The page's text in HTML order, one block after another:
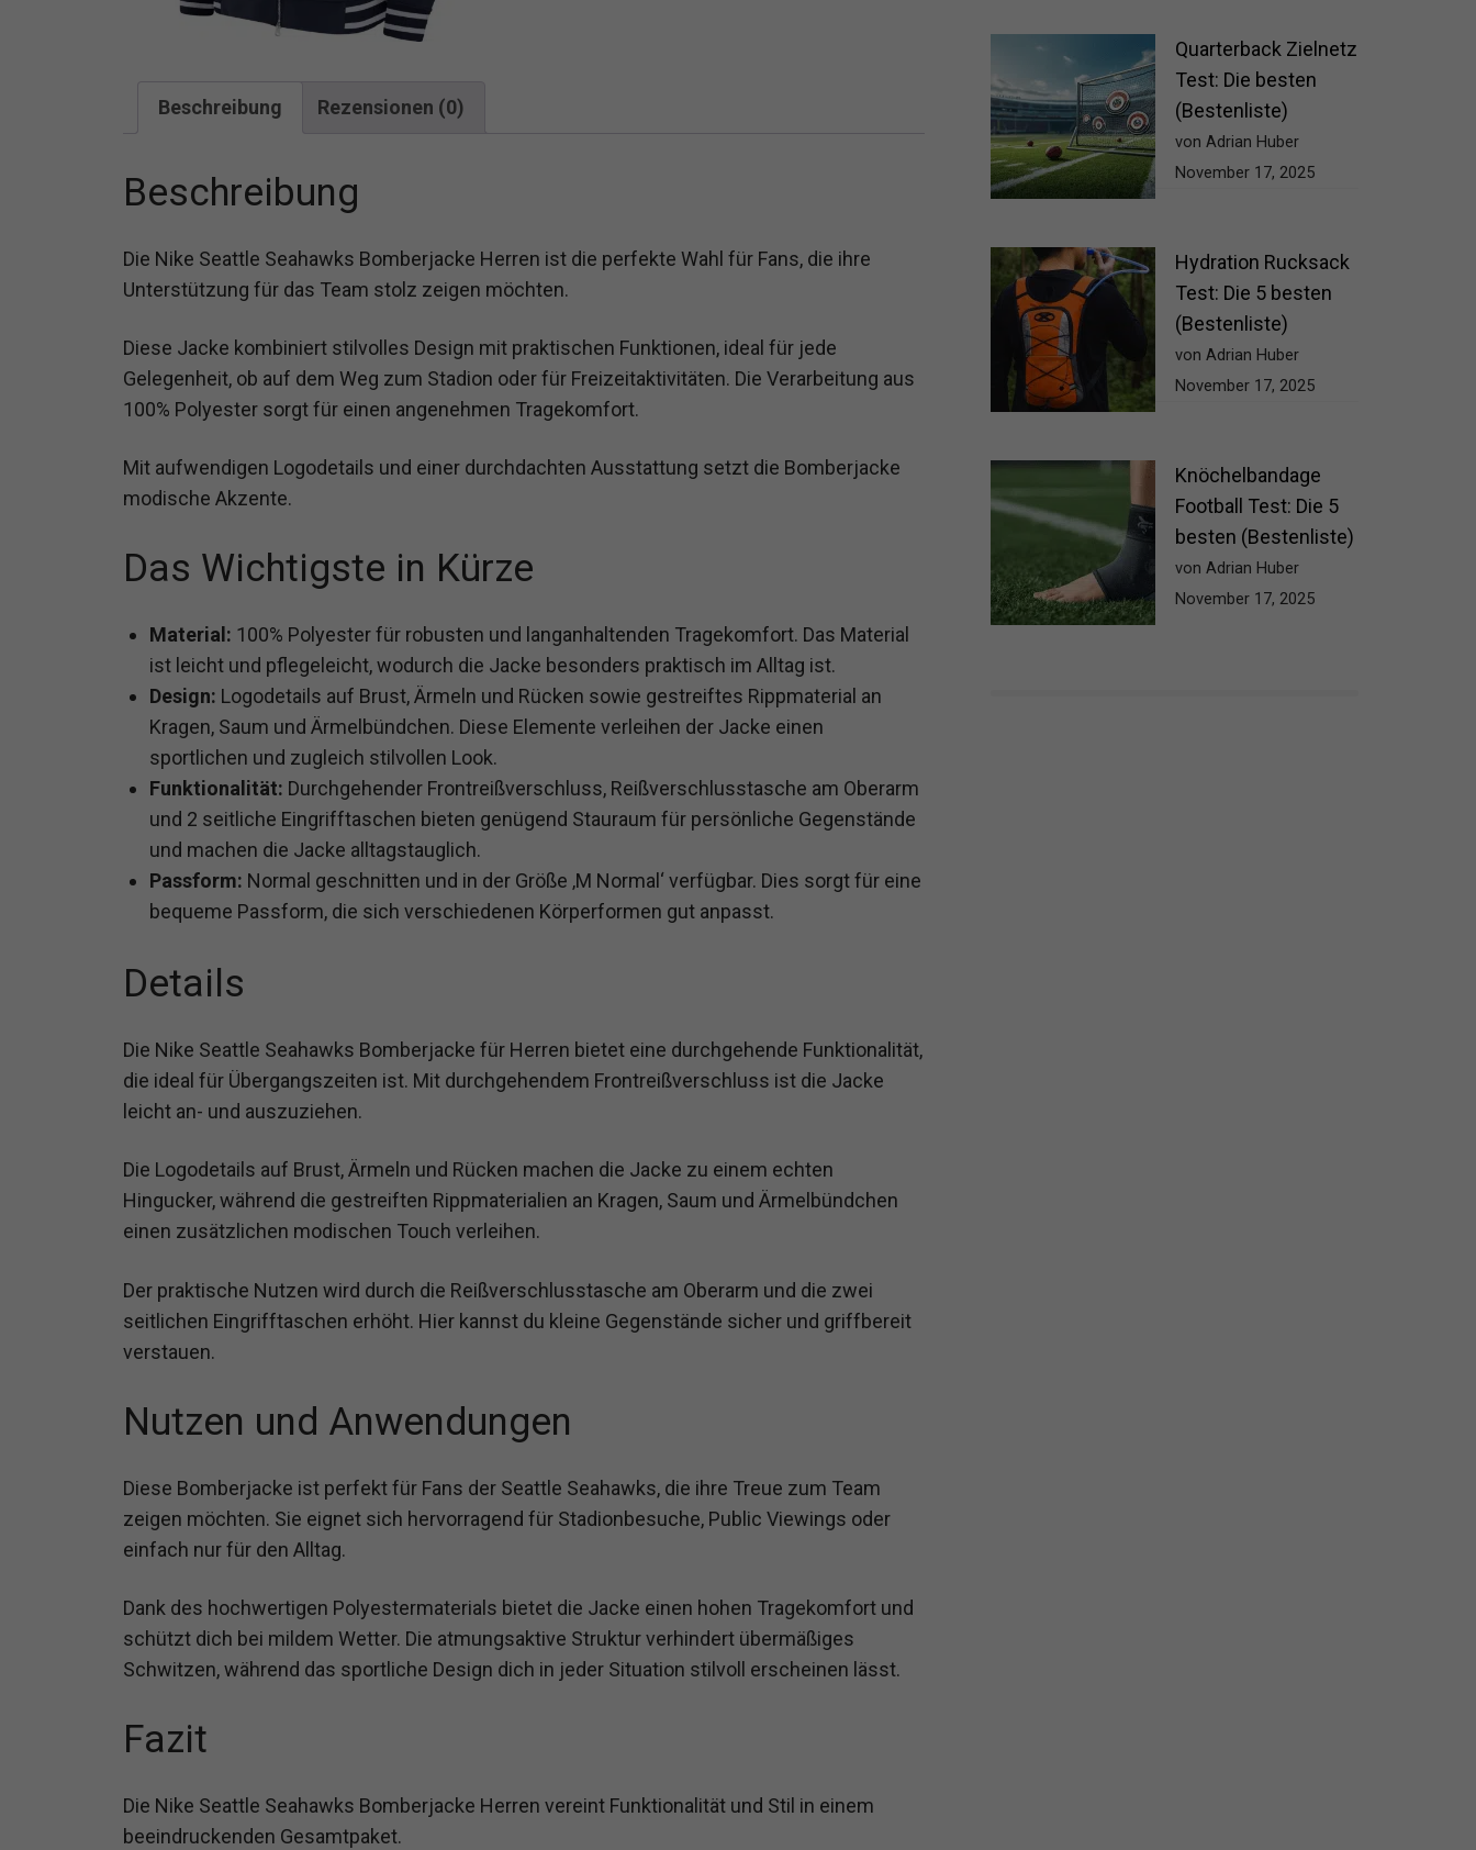
Beschreibung Rezensionen (0)
Beschreibung
Die Nike Seattle Seahawks Bomberjacke Herren ist die perfekte Wahl für Fans, die ihre
Unterstützung für das Team stolz zeigen möchten.
Diese Jacke kombiniert stilvolles Design mit praktischen Funktionen, ideal für jede
Gelegenheit, ob auf dem Weg zum Stadion oder für Freizeitaktivitäten. Die Verarbeitung aus
100% Polyester sorgt für einen angenehmen Tragekomfort.
Mit aufwendigen Logodetails und einer durchdachten Ausstattung setzt die Bomberjacke
modische Akzente.
Das Wichtigste in Kürze
Material: 100% Polyester für robusten und langanhaltenden Tragekomfort. Das Material
ist leicht und pflegeleicht, wodurch die Jacke besonders praktisch im Alltag ist.
Design: Logodetails auf Brust, Ärmeln und Rücken sowie gestreiftes Rippmaterial an
Kragen, Saum und Ärmelbündchen. Diese Elemente verleihen der Jacke einen
sportlichen und zugleich stilvollen Look.
Funktionalität: Durchgehender Frontreißverschluss, Reißverschlusstasche am Oberarm
und 2 seitliche Eingrifftaschen bieten genügend Stauraum für persönliche Gegenstände
und machen die Jacke alltagstauglich.
Passform: Normal geschnitten und in der Größe ‚M Normal‘ verfügbar. Dies sorgt für eine
bequeme Passform, die sich verschiedenen Körperformen gut anpasst.
Details
Die Nike Seattle Seahawks Bomberjacke für Herren bietet eine durchgehende Funktionalität,
die ideal für Übergangszeiten ist. Mit durchgehendem Frontreißverschluss ist die Jacke
leicht an- und auszuziehen.
Die Logodetails auf Brust, Ärmeln und Rücken machen die Jacke zu einem echten
Hingucker, während die gestreiften Rippmaterialien an Kragen, Saum und Ärmelbündchen
einen zusätzlichen modischen Touch verleihen.
Der praktische Nutzen wird durch die Reißverschlusstasche am Oberarm und die zwei
seitlichen Eingrifftaschen erhöht. Hier kannst du kleine Gegenstände sicher und griffbereit
verstauen.
Nutzen und Anwendungen
Diese Bomberjacke ist perfekt für Fans der Seattle Seahawks, die ihre Treue zum Team
zeigen möchten. Sie eignet sich hervorragend für Stadionbesuche, Public Viewings oder
einfach nur für den Alltag.
Dank des hochwertigen Polyestermaterials bietet die Jacke einen hohen Tragekomfort und
schützt dich bei mildem Wetter. Die atmungsaktive Struktur verhindert übermäßiges
Schwitzen, während das sportliche Design dich in jeder Situation stilvoll erscheinen lässt.
Fazit
Die Nike Seattle Seahawks Bomberjacke Herren vereint Funktionalität und Stil in einem
beeindruckenden Gesamtpaket.
Quarterback Zielnetz
Test: Die besten
(Bestenliste)
von Adrian Huber
November 17, 2025
Hydration Rucksack
Test: Die 5 besten
(Bestenliste)
von Adrian Huber
November 17, 2025
Knöchelbandage
Football Test: Die 5
besten (Bestenliste)
von Adrian Huber
November 17, 2025